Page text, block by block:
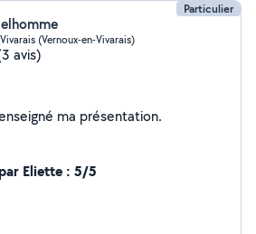
Particulier
(Vernoux-en-Vivarais)
avis)
Je n'ai pas encore renseigné ma présentation.
Eliette : 5/5